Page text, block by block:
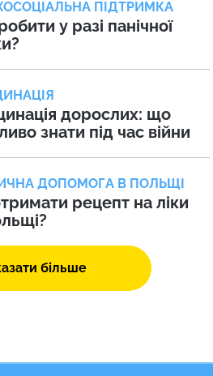
ПІДТРИМКА
у разі панічної
дорослих: що
знати під час війни
ДОПОМОГА В ПОЛЬЩІ
рецепт на ліки
більше